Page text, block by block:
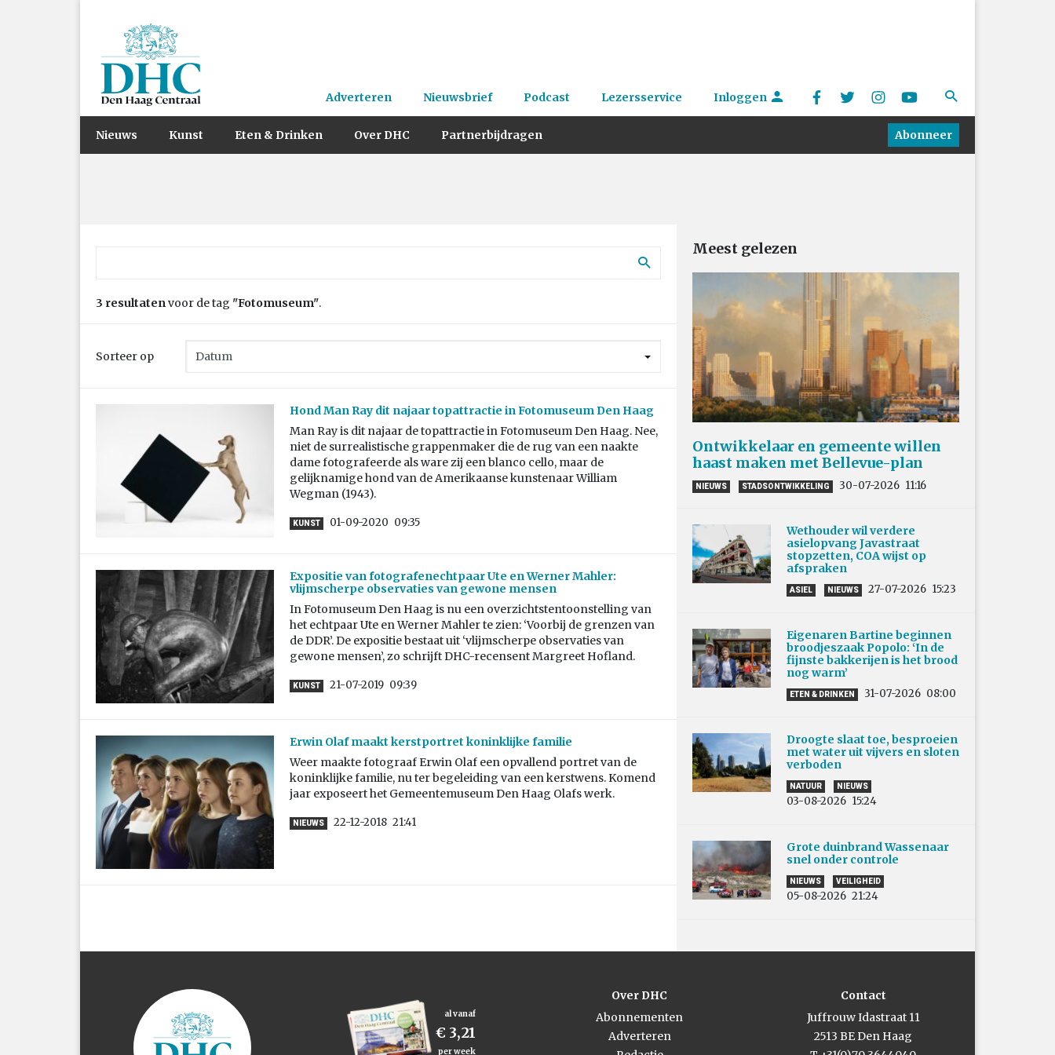
Adverteren Nieuwsbrief Podcast Lezersservice Inloggen
Nieuws Kunst Eten & Drinken Over DHC Partnerbijdragen Abonneer
3 resultatenvoor de tag "Fotomuseum".
Sorteer op
Hond Man Ray dit najaar topattractie in Fotomuseum Den Haag
Man Ray is dit najaar de topattractie in Fotomuseum Den Haag. Nee,
niet de surrealistische grappenmaker die de rug van een naakte
dame fotografeerde als ware zij een blanco cello, maar de
gelijknamige hond van de Amerikaanse kunstenaar William
Wegman (1943).
KUNST 01-09-2020 09:35
Expositie van fotografenechtpaar Ute en Werner Mahler:
vlijmscherpe observaties van gewone mensen
In Fotomuseum Den Haag is nu een overzichtstentoonstelling van
het echtpaar Ute en Werner Mahler te zien: ‘Voorbij de grenzen van
de DDR’. De expositie bestaat uit ‘vlijmscherpe observaties van
gewone mensen’, zo schrijft DHC-recensent Margreet Hofland.
KUNST 21-07-2019 09:39
Erwin Olaf maakt kerstportret koninklijke familie
Weer maakte fotograaf Erwin Olaf een opvallend portret van de
koninklijke familie, nu ter begeleiding van een kerstwens. Komend
jaar exposeert het Gemeentemuseum Den Haag Olafs werk.
NIEUWS 22-12-2018 21:41
Meest gelezen
Ontwikkelaar en gemeente willen
haast maken met Bellevue-plan
NIEUWS STADSONTWIKKELING 30-07-2026 11:16
Wethouder wil verdere
asielopvang Javastraat
stopzetten, COA wijst op
afspraken
ASIEL NIEUWS 27-07-2026 15:23
Eigenaren Bartine beginnen
broodjeszaak Popolo: ‘In de
fijnste bakkerijen is het brood
nog warm’
ETEN & DRINKEN 31-07-2026 08:00
Droogte slaat toe, besproeien
met water uit vijvers en sloten
verboden
NATUUR NIEUWS
03-08-2026 15:24
Grote duinbrand Wassenaar
snel onder controle
NIEUWS VEILIGHEID
05-08-2026 21:24
al vanaf
€ 3,21
per week
Over DHC
Abonnementen
Adverteren
Contact
Juffrouw Idastraat 11
2513 BE Den Haag